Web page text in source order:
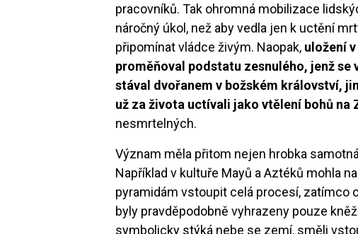
pracovníků. Tak ohromná mobilizace
náročný úkol, než aby vedla jen k uctění
připomínat vládce živým. Naopak, uložení
proměňoval podstatu zesnulého, jenž se
stával dvořanem v božském království,
už za života uctívali jako vtělení bohů na
nesmrtelných.
Význam měla přitom nejen hrobka
Například v kultuře Mayů a Aztéků mohla
pyramidám vstoupit celá procesí, zatímco
byly pravděpodobně vyhrazeny pouze
symbolicky stýká nebe se zemí, směli